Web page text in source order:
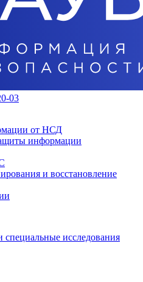
03
от НСД
информации
и восстановление
специальные исследования